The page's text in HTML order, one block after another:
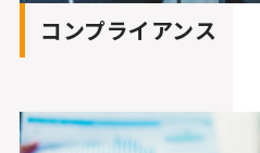
コンプライアンス